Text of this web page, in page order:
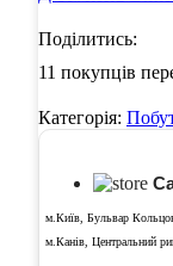
Поділитись:
11 покупців
Категорія:
м.Київ, Бульвар
м.Канів, Центральний